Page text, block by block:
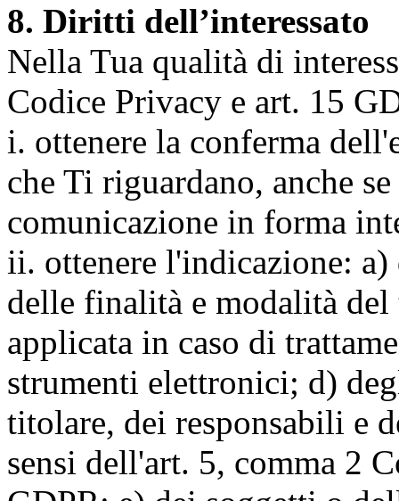
8. Diritti dell’interessato
Nella Tua qualità di
Codice Privacy e art. 15
i. ottenere la conferma
che Ti riguardano, anche
comunicazione in forma
ii. ottenere l'indicazione:
delle finalità e modalità
applicata in caso di
strumenti elettronici; d)
titolare, dei responsabili e
sensi dell'art. 5, comma 2